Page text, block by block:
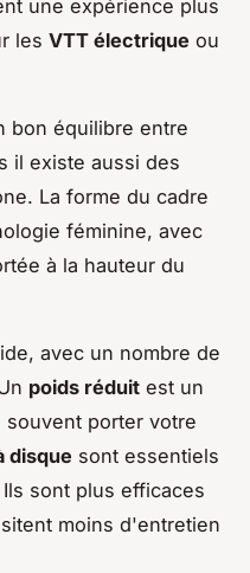
une expérience plus
les VTT électrique ou
bon équilibre entre
il existe aussi des
La forme du cadre
féminine, avec
à la hauteur du
avec un nombre de
poids réduit est un
porter votre
disque sont essentiels
sont plus efficaces
moins d'entretien